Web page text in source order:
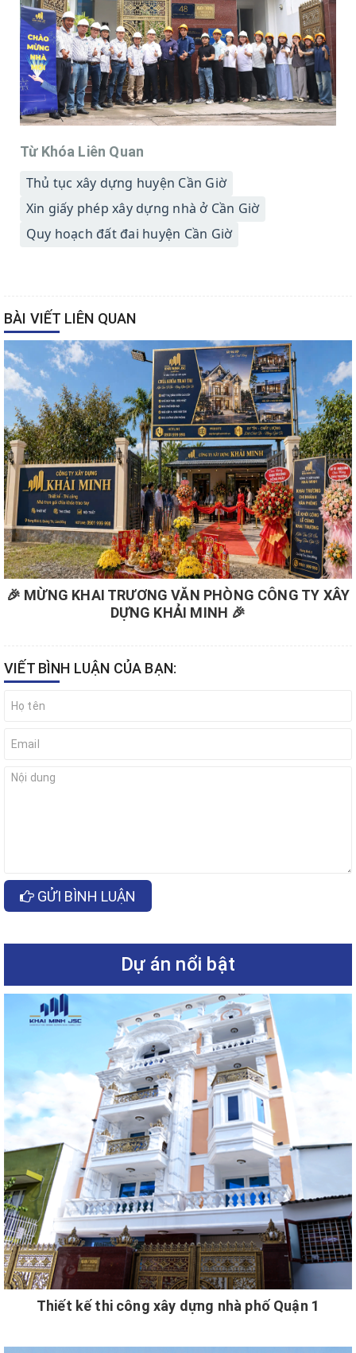
Từ Khóa Liên Quan
Thủ tục xây dựng huyện Cần Giờ
Xin giấy phép xây dựng nhà ở Cần Giờ
Quy hoạch đất đai huyện Cần Giờ
BÀI VIẾT LIÊN QUAN
🎉 MỪNG KHAI TRƯƠNG VĂN PHÒNG CÔNG TY XÂY
DỰNG KHẢI MINH 🎉
VIẾT BÌNH LUẬN CỦA BẠN:
GỬI BÌNH LUẬN
Dự án nổi bật
Thiết kế thi công xây dựng nhà phố Quận 1